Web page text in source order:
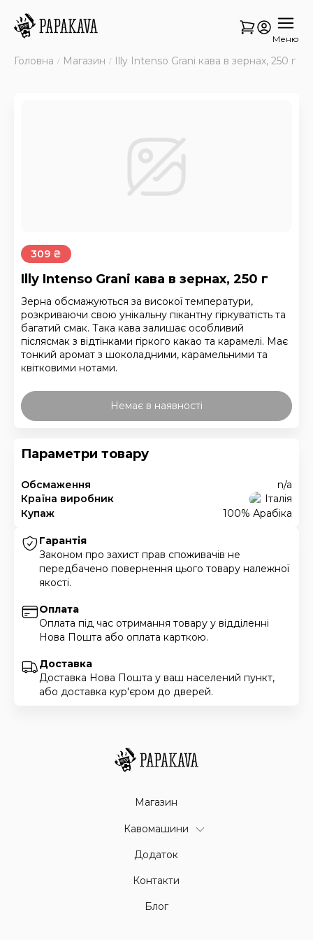
Меню
Головна Магазин Illy Intenso Grani кава в зернах, 250 г
309 ₴
Illy Intenso Grani кава в зернах, 250 г
Зерна обсмажуються за високої температури,
розкриваючи свою унікальну пікантну гіркуватість та
багатий смак. Така кава залишає особливий
післясмак з відтінками гіркого какао та карамелі. Має
тонкий аромат з шоколадними, карамельними та
квітковими нотами.
Немає в наявності
Параметри товару
Обсмаження
n/a
Країна виробник
Італія
Купаж
100% Арабіка
Гарантія
Законом про захист прав споживачів не
передбачено повернення цього товару належної
якості.
Оплата
Оплата під час отримання товару у відділенні
Нова Пошта або оплата карткою.
Доставка
Доставка Нова Пошта у ваш населений пункт,
або доставка кур'єром до дверей.
Магазин
Кавомашини
Додаток
Контакти
Блог